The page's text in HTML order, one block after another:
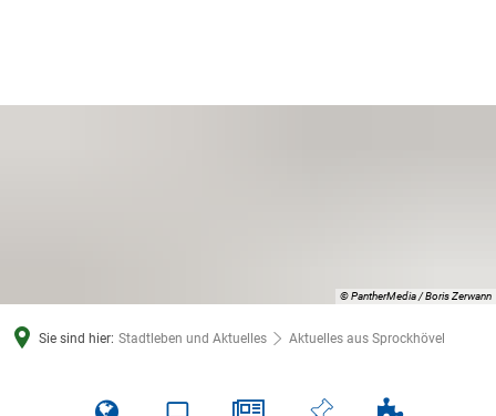
© PantherMedia / Boris Zerwann
Sie sind hier: Stadtleben und Aktuelles Aktuelles aus Sprockhövel